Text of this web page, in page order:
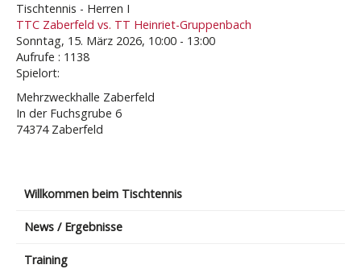
Tischtennis - Herren I
TTC Zaberfeld vs. TT Heinriet-Gruppenbach
Sonntag, 15. März 2026, 10:00 - 13:00
Aufrufe : 1138
Spielort:
Mehrzweckhalle Zaberfeld
In der Fuchsgrube 6
74374 Zaberfeld
Willkommen beim Tischtennis
News / Ergebnisse
Training